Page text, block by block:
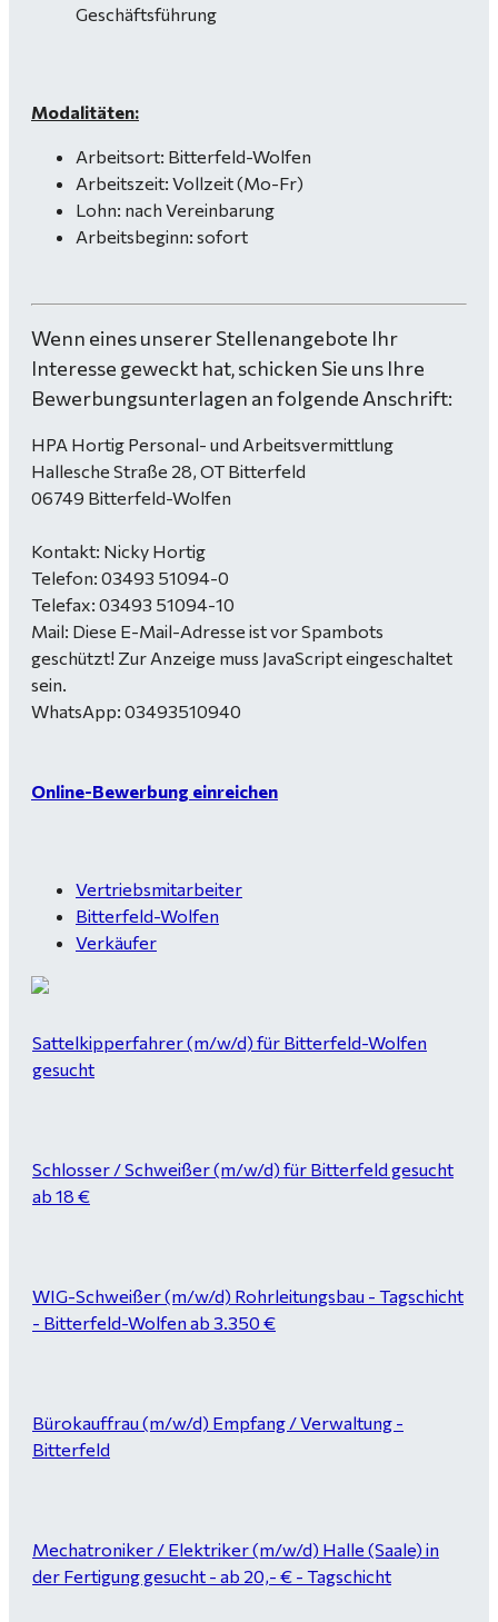
Geschäftsführung
Modalitäten:
Arbeitsort: Bitterfeld-Wolfen
Arbeitszeit: Vollzeit (Mo-Fr)
Lohn: nach Vereinbarung
Arbeitsbeginn: sofort
Wenn eines unserer Stellenangebote Ihr
Interesse geweckt hat, schicken Sie uns Ihre
Bewerbungsunterlagen an folgende Anschrift:
HPA Hortig Personal- und Arbeitsvermittlung
Hallesche Straße 28, OT Bitterfeld
06749 Bitterfeld-Wolfen
Kontakt: Nicky Hortig
Telefon: 03493 51094-0
Telefax: 03493 51094-10
Mail: Diese E-Mail-Adresse ist vor Spambots
geschützt! Zur Anzeige muss JavaScript eingeschaltet
sein.
WhatsApp: 03493510940
Online-Bewerbung einreichen
Vertriebsmitarbeiter
Bitterfeld-Wolfen
Verkäufer
Sattelkipperfahrer (m/w/d) für Bitterfeld-Wolfen
gesucht
Schlosser / Schweißer (m/w/d) für Bitterfeld gesucht
ab 18 €
WIG-Schweißer (m/w/d) Rohrleitungsbau - Tagschicht
- Bitterfeld-Wolfen ab 3.350 €
Bürokauffrau (m/w/d) Empfang / Verwaltung -
Bitterfeld
Mechatroniker / Elektriker (m/w/d) Halle (Saale) in
der Fertigung gesucht - ab 20,- € - Tagschicht